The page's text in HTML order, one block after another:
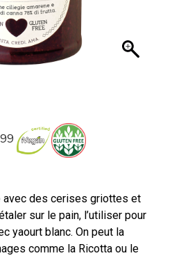
avec des cerises griottes et
sur le pain, l’utiliser pour
yaourt blanc. On peut la
comme la Ricotta ou le